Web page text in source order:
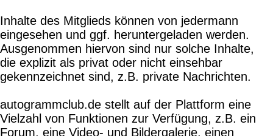
Inhalte des Mitglieds können von jedermann
eingesehen und ggf. heruntergeladen werden.
Ausgenommen hiervon sind nur solche Inhalte,
die explizit als privat oder nicht einsehbar
gekennzeichnet sind, z.B. private Nachrichten.
autogrammclub.de stellt auf der Plattform eine
Vielzahl von Funktionen zur Verfügung, z.B. ein
Forum, eine Video- und Bildergalerie, einen